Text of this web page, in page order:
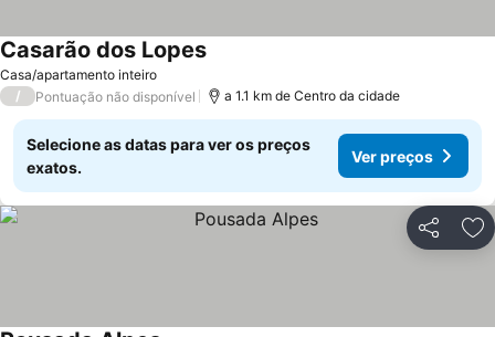
Casa/apartamento inteiro
Casarão dos Lopes
/ Pontuação não disponível a 1.1 km de Centro da cidade
Selecione as datas para ver os preços
exatos.
Ver preços
Partilhar